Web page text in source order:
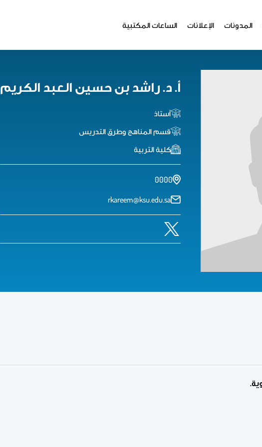
المدونات الإعلانات الساعات المكتبية
أ. د. راشد بن حسين العبد الكريم
أستاذ
قسم المناهج وطرق التدريس
كلية التربية
0000
rkareem@ksu.edu.sa